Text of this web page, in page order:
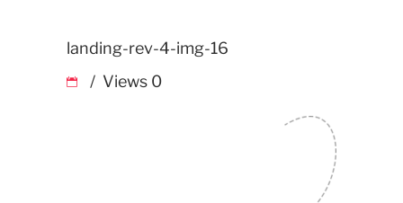
landing-rev-4-img-16
Views 0